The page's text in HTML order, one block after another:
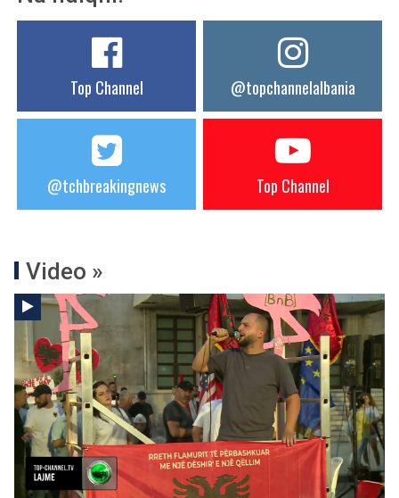
Top Channel @topchannelalbania
@tchbreakingnews Top Channel
Video »